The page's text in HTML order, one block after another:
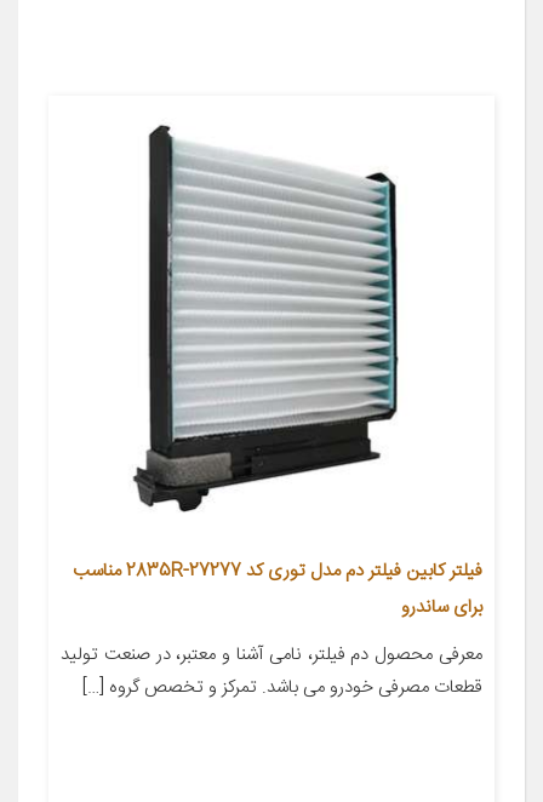
فیلتر کابین فیلتر دم مدل توری کد 27277-2835R مناسب
برای ساندرو
معرفی محصول دم فیلتر، نامی آشنا و معتبر، در صنعت تولید
قطعات مصرفی خودرو می باشد. تمرکز و تخصص گروه […]